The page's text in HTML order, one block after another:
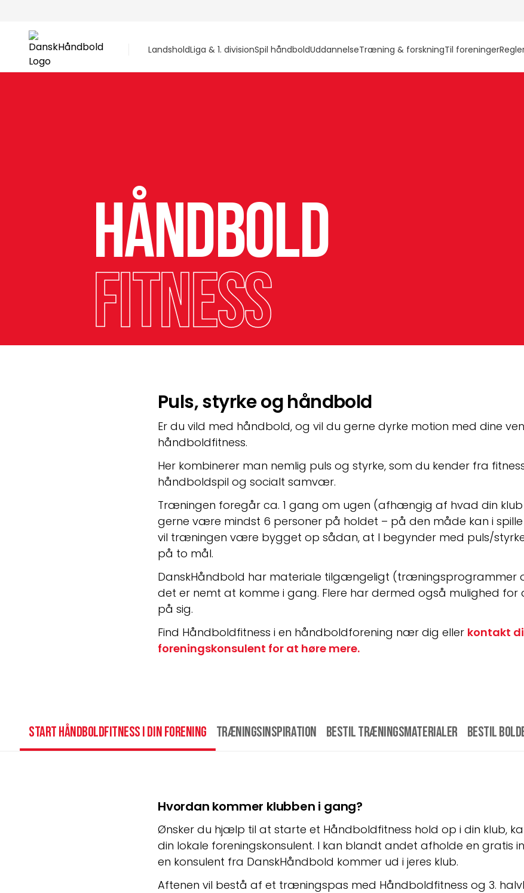
LandsholdLiga & 1. divisionSpil håndboldUddannelseTræning & forskningTil foreninger
Håndbold
fitness
Puls, styrke og håndbold
Er du vild med håndbold, og vil du gerne dyrke motion med dine
håndboldfitness.
Her kombinerer man nemlig puls og styrke, som du kender fra
håndboldspil og socialt samvær.
Træningen foregår ca. 1 gang om ugen (afhængig af hvad din klub
gerne være mindst 6 personer på holdet – på den måde kan i
vil træningen være bygget op sådan, at I begynder med puls/
på to mål.
DanskHåndbold har materiale tilgængeligt (træningsprogrammer
det er nemt at komme i gang. Flere har dermed også mulighed
på sig.
Find Håndboldfitness i en håndboldforening nær dig eller kontakt
foreningskonsulent for at høre mere.
Start Håndboldfitness i din forening Træningsinspiration Bestil træningsmaterialer Bestil
Hvordan kommer klubben i gang?
Ønsker du hjælp til at starte et Håndboldfitness hold op i din klub,
din lokale foreningskonsulent. I kan blandt andet afholde en gratis
en konsulent fra DanskHåndbold kommer ud i jeres klub.
Aftenen vil bestå af et træningspas med Håndboldfitness og 3.